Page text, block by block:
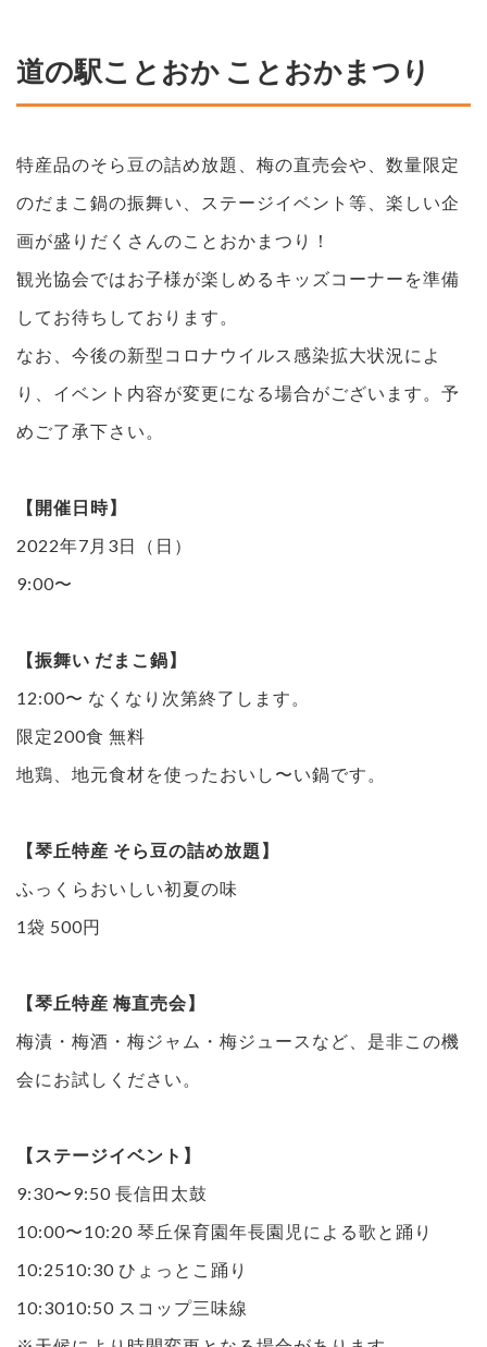
道の駅ことおか ことおかまつり
特産品のそら豆の詰め放題、梅の直売会や、数量限定
のだまこ鍋の振舞い、ステージイベント等、楽しい企
画が盛りだくさんのことおかまつり！
観光協会ではお子様が楽しめるキッズコーナーを準備
してお待ちしております。
なお、今後の新型コロナウイルス感染拡大状況によ
り、イベント内容が変更になる場合がございます。予
めご了承下さい。
【開催日時】
2022年7月3日（日）
9:00〜
【振舞い だまこ鍋】
12:00〜 なくなり次第終了します。
限定200食 無料
地鶏、地元食材を使ったおいし〜い鍋です。
【琴丘特産 そら豆の詰め放題】
ふっくらおいしい初夏の味
1袋 500円
【琴丘特産 梅直売会】
梅漬・梅酒・梅ジャム・梅ジュースなど、是非この機
会にお試しください。
【ステージイベント】
9:30〜9:50 長信田太鼓
10:00〜10:20 琴丘保育園年長園児による歌と踊り
10:2510:30 ひょっとこ踊り
10:3010:50 スコップ三味線